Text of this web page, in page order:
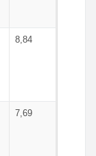
8,84
7,69